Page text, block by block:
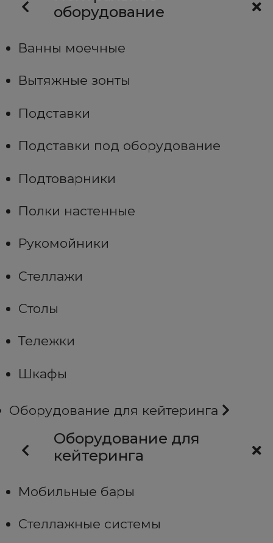
оборудование
Ванны моечные
Вытяжные зонты
Подставки
Подставки под оборудование
Подтоварники
Полки настенные
Рукомойники
Стеллажи
Столы
Тележки
Шкафы
Оборудование для кейтеринга
Оборудование для
кейтеринга
Мобильные бары
Стеллажные системы